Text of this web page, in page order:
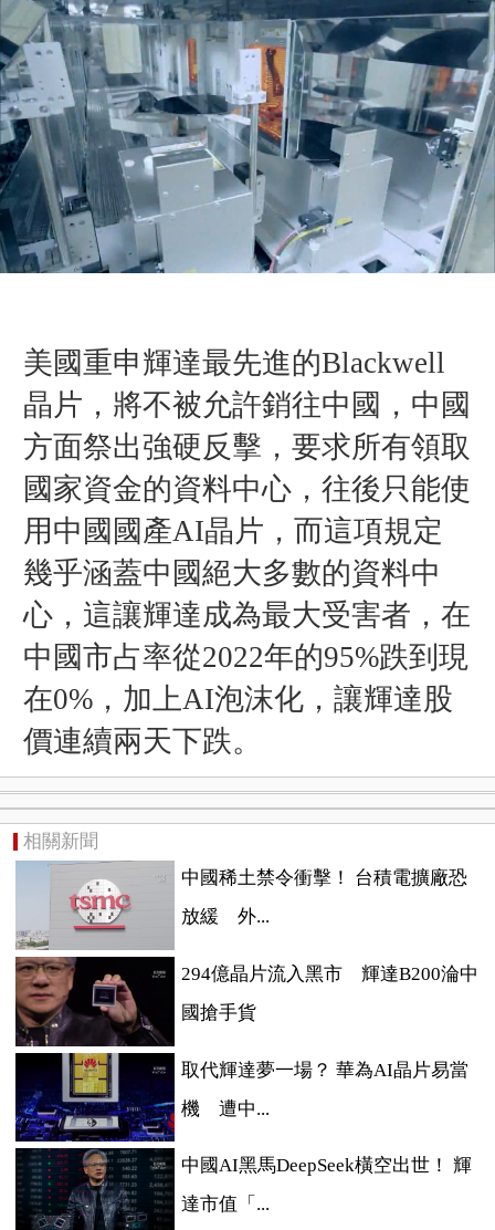
美國重申輝達最先進的Blackwell
晶片，將不被允許銷往中國， 中國
方面祭出強硬反擊，要求所有領取
國家資金的資料中心，往後只能使
用中國國產AI晶片，而這項規定
幾乎涵蓋中國絕大多數的資料中
心， 這讓輝達成為最大受害者，在
中國市占率從2022年的95%跌到現
在0%，加上AI泡沫化，讓輝達股
價連續兩天下跌。
相關新聞
中國稀土禁令衝擊！ 台積電擴廠恐
放緩 外...
294億晶片流入黑市 輝達B200淪中
國搶手貨
取代輝達夢一場？ 華為AI晶片易當
機 遭中...
中國AI黑馬DeepSeek橫空出世！ 輝
達市值「...